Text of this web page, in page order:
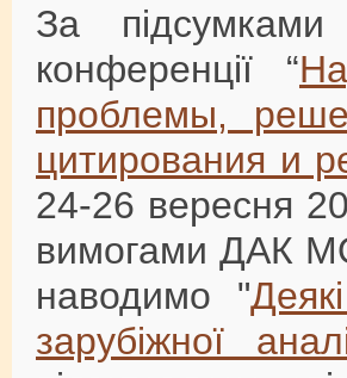
За підсумками
конференції “
проблемы,
цитирования и
24-26 вересня
вимогами ДАК
наводимо "
зарубіжної